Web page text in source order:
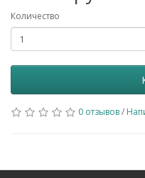
Количество
0 отзывов/